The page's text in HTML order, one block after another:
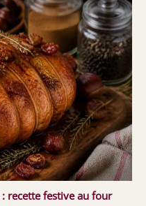
recette festive au four